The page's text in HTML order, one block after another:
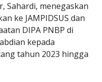
Sahardi, menegaskan
ke JAMPIDSUS dan
DIPA PNBP di
kepada
tahun 2023 hingga